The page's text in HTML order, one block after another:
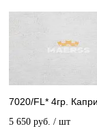
7020/FL* 4гр.
5 650 руб. / шт